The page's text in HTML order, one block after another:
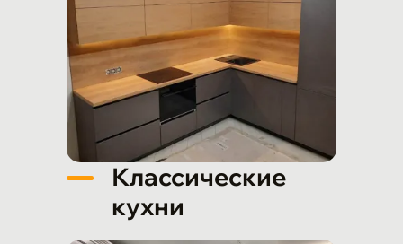
Классические
кухни